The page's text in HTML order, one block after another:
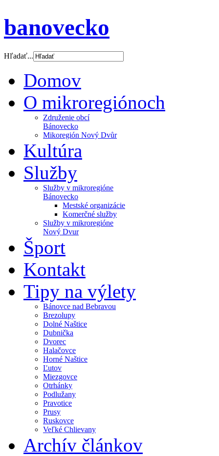
banovecko
Hľadať...
Domov
O mikroregiónoch
Združenie obcí
Bánovecko
Mikoregión Nový Dvůr
Kultúra
Služby
Služby v mikroregióne
Bánovecko
Mestské organizácie
Komerčné služby
Služby v mikroregióne
Nový Dvur
Šport
Kontakt
Tipy na výlety
Bánovce nad Bebravou
Brezolupy
Dolné Naštice
Dubnička
Dvorec
Halačovce
Horné Naštice
Ľutov
Miezgovce
Otrhánky
Podlužany
Pravotice
Prusy
Ruskovce
Veľké Chlievany
Archív článkov